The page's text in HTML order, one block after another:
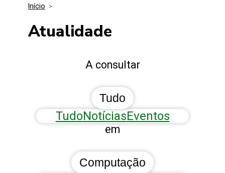
Media Kit
Eventos
Início >
Atualidade
A consultar
Tudo
TudoNotíciasEventos
em
Computação